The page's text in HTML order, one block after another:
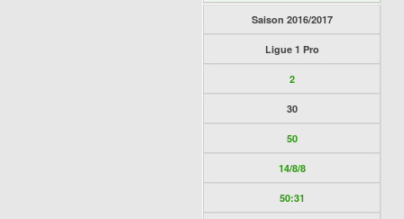
Saison 2016/2017
Ligue 1 Pro
2
30
50
14/8/8
50:31